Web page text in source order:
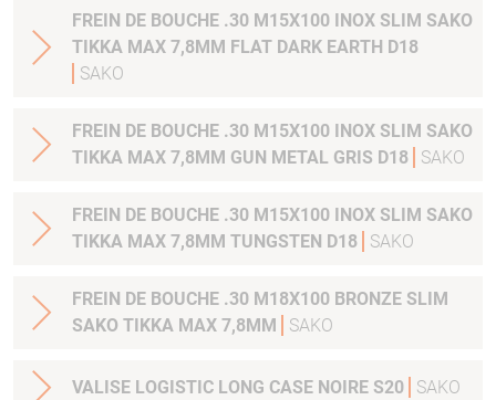
FREIN DE BOUCHE .30 M15X100 INOX SLIM SAKO
TIKKA MAX 7,8MM FLAT DARK EARTH D18
SAKO
FREIN DE BOUCHE .30 M15X100 INOX SLIM SAKO
TIKKA MAX 7,8MM GUN METAL GRIS D18
SAKO
FREIN DE BOUCHE .30 M15X100 INOX SLIM SAKO
TIKKA MAX 7,8MM TUNGSTEN D18
SAKO
FREIN DE BOUCHE .30 M18X100 BRONZE SLIM
SAKO TIKKA MAX 7,8MM
SAKO
VALISE LOGISTIC LONG CASE NOIRE S20 SAKO